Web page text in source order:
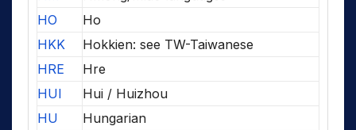
HO
Ho
HKK
Hokkien: see TW-Taiwanese
HRE
Hre
HUI
Hui / Huizhou
HU
Hungarian